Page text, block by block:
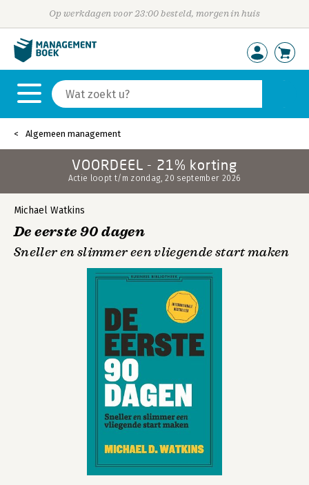
Op werkdagen voor 23:00 besteld, morgen in huis
Algemeen management
VOORDEEL - 21% korting
Actie loopt t/m zondag, 20 september 2026
Michael Watkins
De eerste 90 dagen
Sneller en slimmer een vliegende start maken